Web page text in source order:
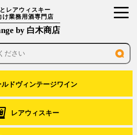
レアウィスキー
け業務用酒専門店
by 白木商店
ルドヴィンテージワイン
レアウィスキー